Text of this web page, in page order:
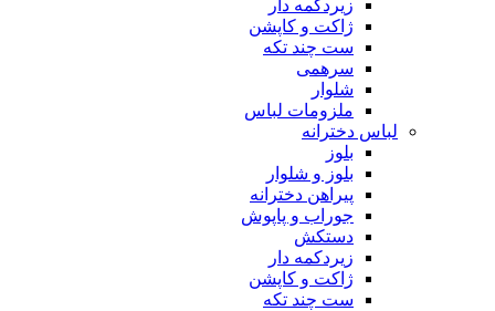
زیردکمه دار
ژاکت و کاپشن
ست چند تکه
سرهمی
شلوار
ملزومات لباس
لباس دخترانه
بلوز
بلوز و شلوار
پیراهن دخترانه
جوراب و پاپوش
دستکش
زیردکمه دار
ژاکت و کاپشن
ست چند تکه